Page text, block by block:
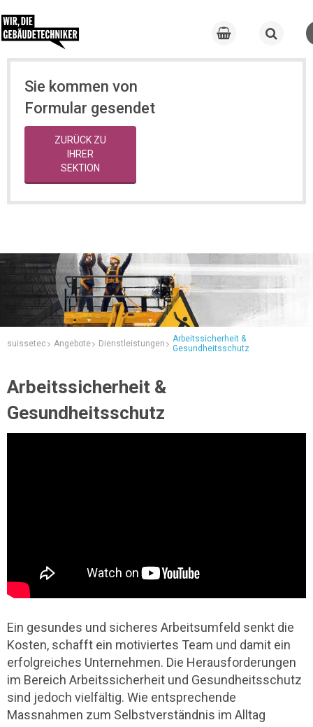
Sie kommen von
Formular gesendet
ZURÜCK ZU
IHRER
SEKTION
suissetec Angebote Dienstleistungen
Arbeitssicherheit &
Gesundheitsschutz
Arbeitssicherheit &
Gesundheitsschutz
Ein gesundes und sicheres Arbeitsumfeld senkt die
Kosten, schafft ein motiviertes Team und damit ein
erfolgreiches Unternehmen. Die Herausforderungen
im Bereich Arbeitssicherheit und Gesundheitsschutz
sind jedoch vielfältig. Wie entsprechende
Massnahmen zum Selbstverständnis im Alltag